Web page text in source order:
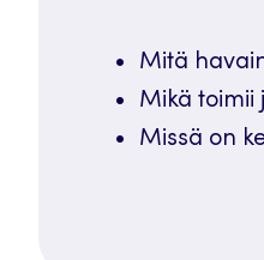
Mitä
Mikä toimii
Missä on